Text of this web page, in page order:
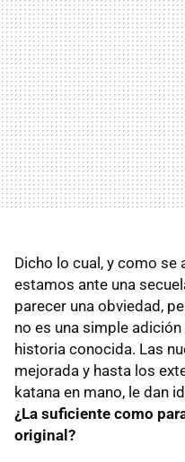
Dicho lo cual, y como se
estamos ante una
parecer una obviedad,
no es una simple
historia conocida. Las
mejorada y hasta los
katana en mano, le dan
¿La suficiente como
original?